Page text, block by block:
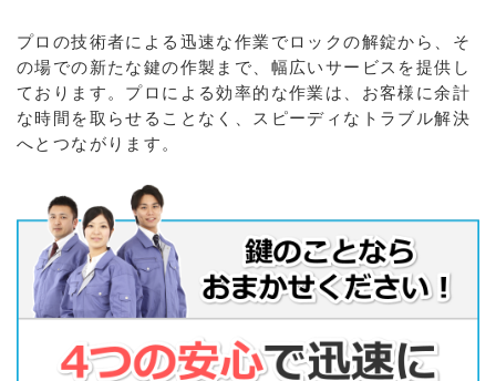
プロの技術者による迅速な作業でロックの解錠から、そ
の場での新たな鍵の作製まで、幅広いサービスを提供し
ております。プロによる効率的な作業は、お客様に余計
な時間を取らせることなく、スピーディなトラブル解決
へとつながります。